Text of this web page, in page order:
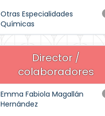
Otras Especialidades
Químicas
Director /
colaboradores
Emma Fabiola Magallán
Hernández